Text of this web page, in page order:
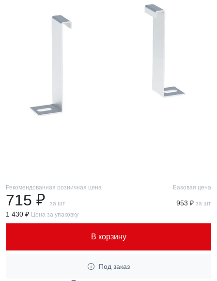
Рекомендованная розничная цена
715 ₽ за шт
Базовая цена
953 ₽ за шт
1 430 ₽ Цена за упаковку
В корзину
Под заказ